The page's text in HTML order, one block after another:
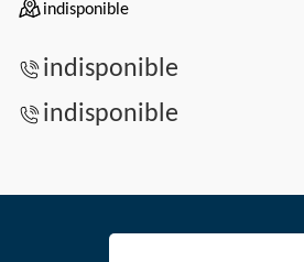
indisponible
indisponible
indisponible